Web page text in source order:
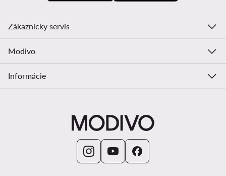
Zákaznícky servis
Modivo
Informácie